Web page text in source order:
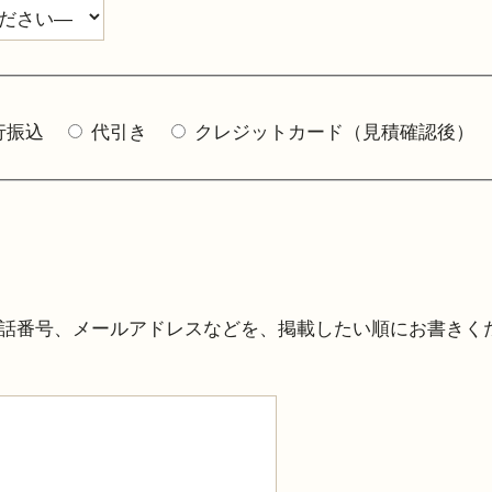
振込 代引き クレジットカード（見積確認後）
番号、メールアドレスなどを、掲載したい順にお書きく